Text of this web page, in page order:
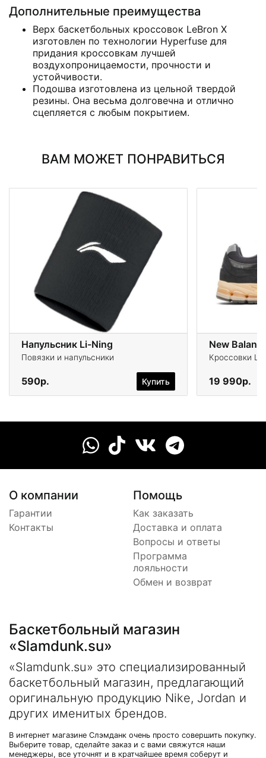
Дополнительные преимущества
Верх баскетбольных кроссовок LeBron X
изготовлен по технологии Hyperfuse для
придания кроссовкам лучшей
воздухопроницаемости, прочности и
устойчивости.
Подошва изготовлена из цельной твердой
резины. Она весьма долговечна и отлично
сцепляется с любым покрытием.
ВАМ МОЖЕТ ПОНРАВИТЬСЯ
Напульсник Li-Ning
Повязки и напульсники
590р. Купить
New
Кроссовки
19 990р.
О компании
Гарантии
Контакты
Помощь
Как заказать
Доставка и оплата
Вопросы и ответы
Программа
лояльности
Обмен и возврат
Баскетбольный магазин
«Slamdunk.su»
«Slamdunk.su» это специализированный
баскетбольный магазин, предлагающий
оригинальную продукцию Nike, Jordan и
других именитых брендов.
В интернет магазине Слэмданк очень просто совершить покупку.
Выберите товар, сделайте заказ и с вами свяжутся наши
менеджеры, все уточнят и в кратчайшее время соберут и